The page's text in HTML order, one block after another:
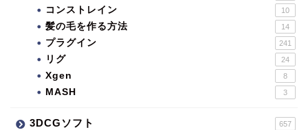
コンストレイン 10
髪の毛を作る方法 14
プラグイン 241
リグ 24
Xgen 8
MASH 3
3DCGソフト 657